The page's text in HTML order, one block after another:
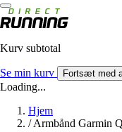
Kurv subtotal
Se min kurv Fortsæt med
Loading...
Hjem
/ Armbånd Garmin